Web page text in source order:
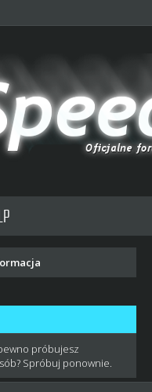
próbujesz
Spróbuj ponownie.